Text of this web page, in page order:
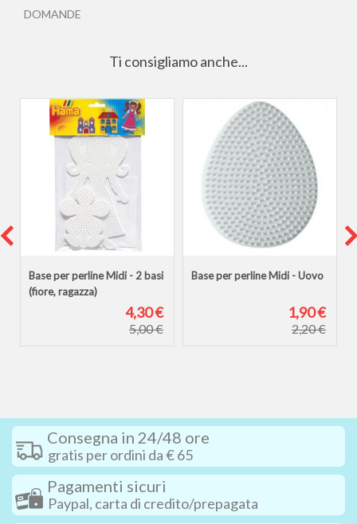
DOMANDE
Ti consigliamo anche...
Base per perline Midi - 2 basi
(fiore, ragazza)
4,30 €
5,00 €
Base per perline Midi - Uovo
1,90 €
2,20 €
Consegna in 24/48 ore
gratis per ordini da € 65
Pagamenti sicuri
Paypal, carta di credito/prepagata